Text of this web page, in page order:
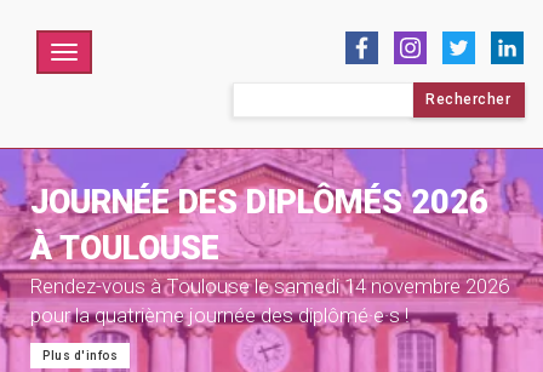
Menu
JOURNÉE DES DIPLÔMÉS 2026
À TOULOUSE
Rendez-vous à Toulouse le samedi 14 novembre 2026
pour la quatrième journée des diplômé·e·s !
Plus d'infos